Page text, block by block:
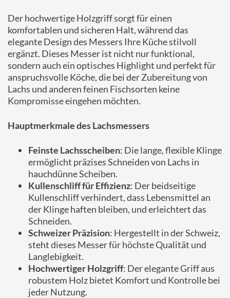
Der hochwertige Holzgriff sorgt für einen
komfortablen und sicheren Halt, während das
elegante Design des Messers Ihre Küche stilvoll
ergänzt. Dieses Messer ist nicht nur funktional,
sondern auch ein optisches Highlight und perfekt für
anspruchsvolle Köche, die bei der Zubereitung von
Lachs und anderen feinen Fischsorten keine
Kompromisse eingehen möchten.
Hauptmerkmale des Lachsmessers
Feinste Lachsscheiben: Die lange, flexible Klinge
ermöglicht präzises Schneiden von Lachs in
hauchdünne Scheiben.
Kullenschliff für Effizienz: Der beidseitige
Kullenschliff verhindert, dass Lebensmittel an
der Klinge haften bleiben, und erleichtert das
Schneiden.
Schweizer Präzision: Hergestellt in der Schweiz,
steht dieses Messer für höchste Qualität und
Langlebigkeit.
Hochwertiger Holzgriff: Der elegante Griff aus
robustem Holz bietet Komfort und Kontrolle bei
jeder Nutzung.